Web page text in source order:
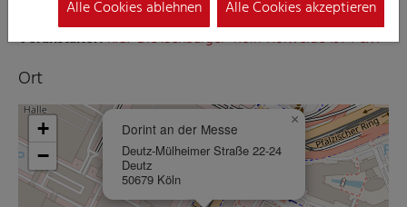
Dorint an der Messe
Veranstalter:K.G. “Die Isenburger” Köln-Holweide 1974 e.V.
Ort
Dorint an der Messe
Deutz-Mülheimer Straße 22-24
Deutz
50679 Köln
×
+
−
Alle Cookies ablehnen Alle Cookies akzeptieren